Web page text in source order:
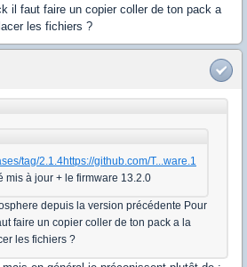
il faut faire un copier coller de ton pack a
les fichiers ?
tag/2.1.4https://github.com/T...ware.1
mis à jour + le firmware 13.2.0
depuis la version précédente Pour
faire un copier coller de ton pack a la
les fichiers ?